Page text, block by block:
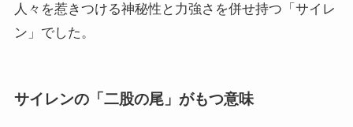
人々を惹きつける神秘性と力強さを併せ持つ「サイレ
ン」でした。
サイレンの「二股の尾」がもつ意味